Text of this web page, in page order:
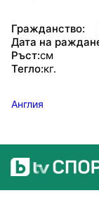
Гражданство:
Дата на
Ръст:см
Тегло:кг.
Англия